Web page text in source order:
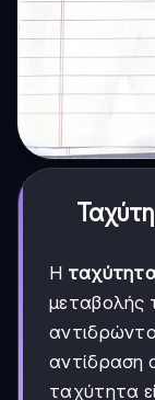
Η
μεταβολής
αντίδραση
ταχύτητα